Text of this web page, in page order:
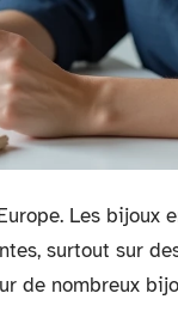
Les bijoux
surtout sur
de nombreux